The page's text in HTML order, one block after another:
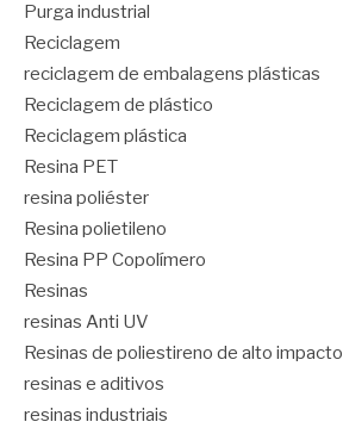
Purga industrial
Reciclagem
reciclagem de embalagens plásticas
Reciclagem de plástico
Reciclagem plástica
Resina PET
resina poliéster
Resina polietileno
Resina PP Copolímero
Resinas
resinas Anti UV
Resinas de poliestireno de alto impacto
resinas e aditivos
resinas industriais